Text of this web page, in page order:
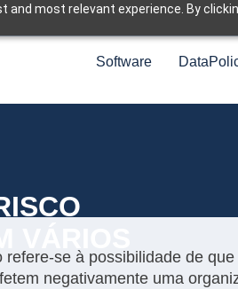
and most relevant experience. By
Software
refere-se à possibilidade de
negativamente uma